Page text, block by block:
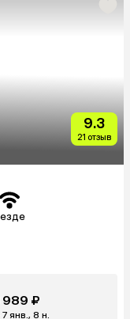
9.3
21 отзыв
989 ₽
янв., 8 н.